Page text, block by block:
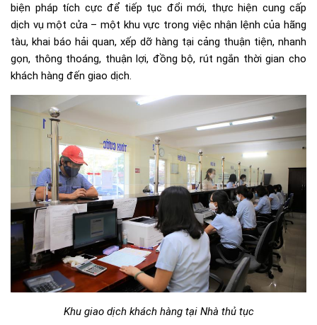
biện pháp tích cực để tiếp tục đổi mới, thực hiện cung cấp
dịch vụ một cửa – một khu vực trong việc nhận lệnh của hãng
tàu, khai báo hải quan, xếp dỡ hàng tại cảng thuận tiện, nhanh
gọn, thông thoáng, thuận lợi, đồng bộ, rút ngắn thời gian cho
khách hàng đến giao dịch.
Khu giao dịch khách hàng tại Nhà thủ tục